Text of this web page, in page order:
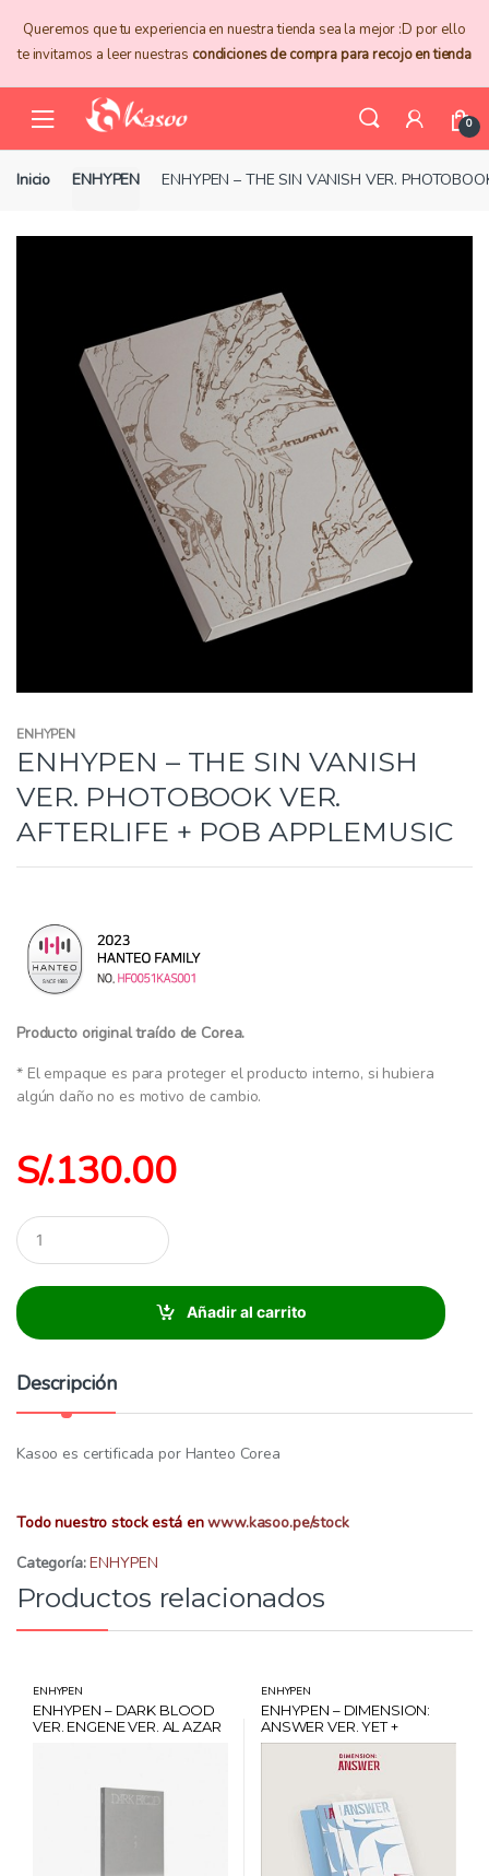
navigation
content
Queremos que tu experiencia en nuestra tienda sea la mejor :D por ello
te invitamos a leer nuestras condiciones de compra para recojo en tienda
0
Inicio ENHYPEN ENHYPEN – THE SIN VANISH VER.
ENHYPEN
ENHYPEN – THE SIN VANISH
VER. PHOTOBOOK VER.
AFTERLIFE + POB APPLEMUSIC
Producto original traído de Corea.
* El empaque es para proteger el producto interno, si hubiera
algún daño no es motivo de cambio.
S/.130.00
C
a
i
d
:
Añadir al carrito
Descripción
Kasoo es certificada por Hanteo Corea
Todo nuestro stock está enwww.kasoo.pe/stock
Categoría:ENHYPEN
Productos relacionados
ENHYPEN
ENHYPEN – DARK BLOOD
VER. ENGENE VER. AL AZAR
ENHYPEN
ENHYPEN – DIMENSION:
ANSWER VER. YET +
POSTER + CARD HANTEO